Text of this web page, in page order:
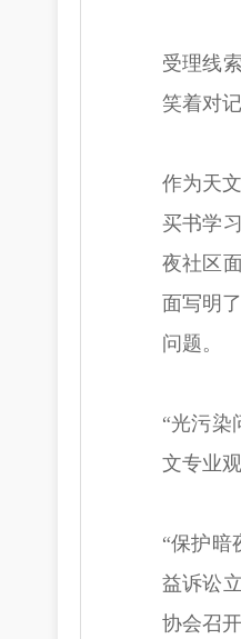
受理线
笑着对记
作为天
买书学
夜社区
面写明
问题。
“光污染
文专业
“保护暗
益诉讼
协会召